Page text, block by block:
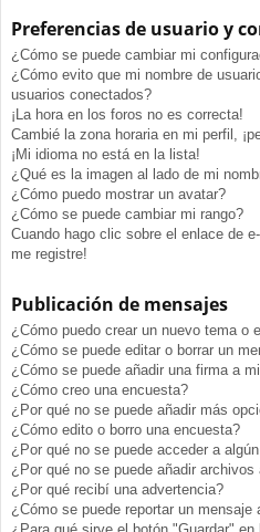
Preferencias de usuario y
¿Cómo se puede cambiar mi
¿Cómo evito que mi nombre de
usuarios conectados?
¡La hora en los foros no es correcta!
Cambié la zona horaria en mi perfil,
¡Mi idioma no está en la lista!
¿Qué es la imagen al lado de mi
¿Cómo puedo mostrar un avatar?
¿Cómo se puede cambiar mi rango?
Cuando hago clic sobre el enlace de
me registre!
Publicación de mensajes
¿Cómo puedo crear un nuevo tema o
¿Cómo se puede editar o borrar un
¿Cómo se puede añadir una firma a
¿Cómo creo una encuesta?
¿Por qué no se puede añadir más
¿Cómo edito o borro una encuesta?
¿Por qué no se puede acceder a
¿Por qué no se puede añadir archivos
¿Por qué recibí una advertencia?
¿Cómo se puede reportar un mensaje